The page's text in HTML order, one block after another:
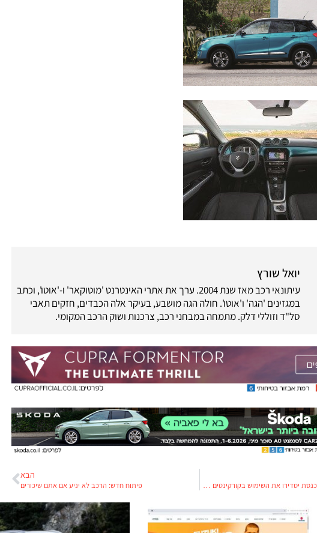
יואל שורץ
עיתונאי רכב מאז שנת 2004. ערך את אתרי האינטרנט 'מוטוקאר' ו-'אוטו', וכתב
במגזינים 'הגה' ו'אוטו'. חולה הגה מושבע, בעיקר אלה הכבדים, חזקים תאבי
סל"ד וזוללי דלק. מתמחה במבחני רכב, צרכנות ושוק הרכב המקומי.
הכל דיבורים: ועדות הכנסת יסדירו את השימוש בקורקינטים חשמליים?
הבא
פיתוח חדש: הרכב לא יניע אם אתם שיכורים